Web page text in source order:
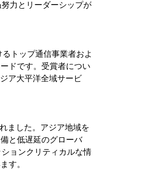
力とリーダーシップが
トップ通信事業者およ
ドです。受賞者につい
ア大平洋全域サービ
ました。アジア地域を
と低遅延のグローバ
ョンクリティカルな情
す。